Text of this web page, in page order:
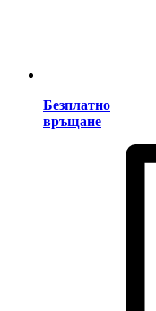
Безплатно
връщане